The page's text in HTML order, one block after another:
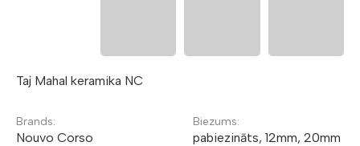
Taj Mahal keramika NC
Brands:
Nouvo Corso
Biezums:
pabiezināts, 12mm, 20mm